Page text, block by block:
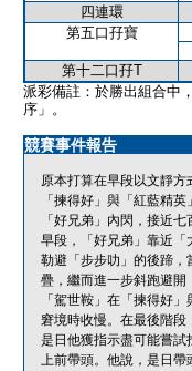
四連環
第五口孖寶
第十二口孖T
派彩備註：於勝出組合中
序」。
競賽事件報告
原本打算在早段以文靜
「揀得好」與「紅藍精
「好兄弟」內閃，接近
早段，「好兄弟」靠近
勒避「步步叻」的後蹄
疊，繼而進一步斜跑避
「駕世鞍」在「揀得好
窘境時收慢。在最後階
是日他獲指示盡可能嘗
上前帶頭。他說，是日